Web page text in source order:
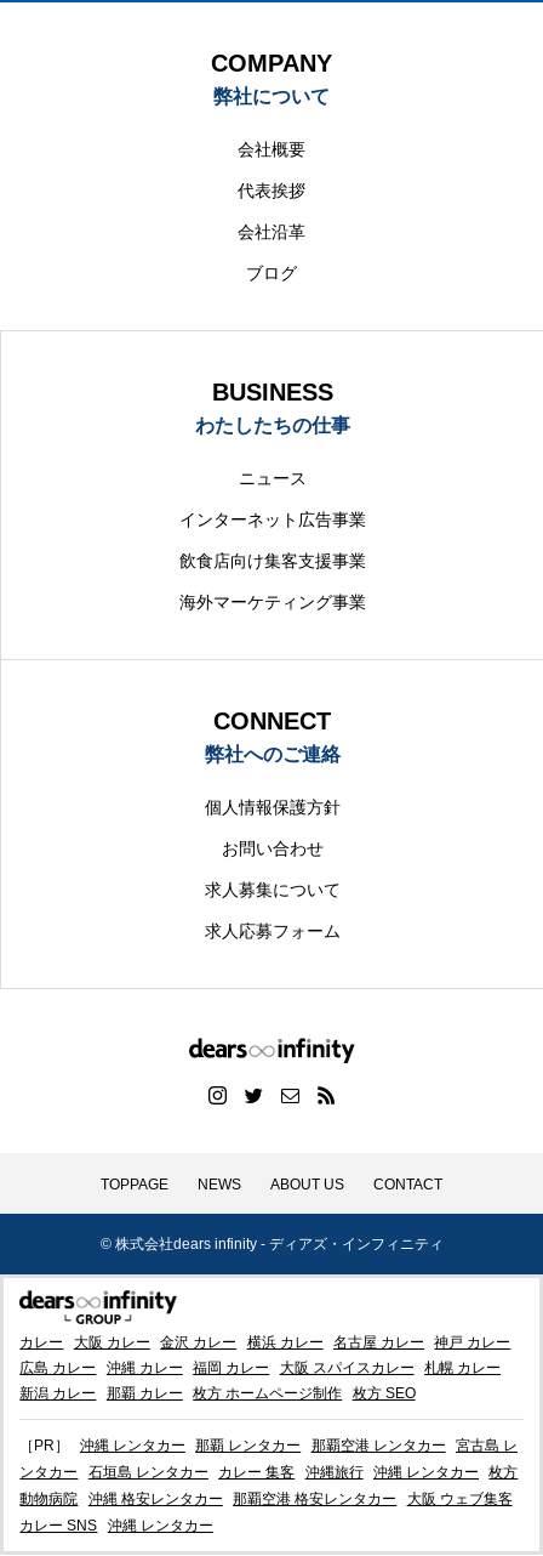
COMPANY
弊社について
会社概要
代表挨拶
会社沿革
ブログ
BUSINESS
わたしたちの仕事
ニュース
インターネット広告事業
飲食店向け集客支援事業
海外マーケティング事業
CONNECT
弊社へのご連絡
個人情報保護方針
お問い合わせ
求人募集について
求人応募フォーム
TOPPAGE NEWS ABOUT US CONTACT
© 株式会社dears infinity - ディアズ・インフィニティ
カレー 大阪 カレー 金沢 カレー 横浜 カレー 名古屋 カレー
神戸 カレー
広島 カレー
沖縄 カレー 福岡 カレー 大阪 スパイスカレー
札幌 カレー
新潟 カレー
那覇 カレー 枚方 ホームページ制作 枚方 SEO
［PR］ 沖縄 レンタカー 那覇 レンタカー 那覇空港 レンタカー
宮古島 レ
ンタカー
石垣島 レンタカー カレー 集客 沖縄旅行 沖縄 レンタカー
枚方
動物病院
沖縄 格安レンタカー 那覇空港 格安レンタカー
大阪 ウェブ集客
カレー SNS
沖縄 レンタカー